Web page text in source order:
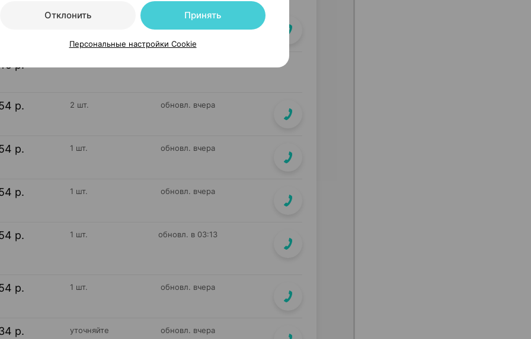
3 шт. обновл. вчера
р.
р. 2 шт. обновл. вчера
р. 1 шт. обновл. вчера
р. 1 шт. обновл. вчера
р. 1 шт. обновл. в 03:13
р. 1 шт. обновл. вчера
р. уточняйте обновл. вчера
Отклонить Принять
Персональные настройки Cookie